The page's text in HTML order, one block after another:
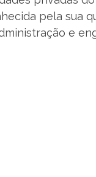
pela sua
e